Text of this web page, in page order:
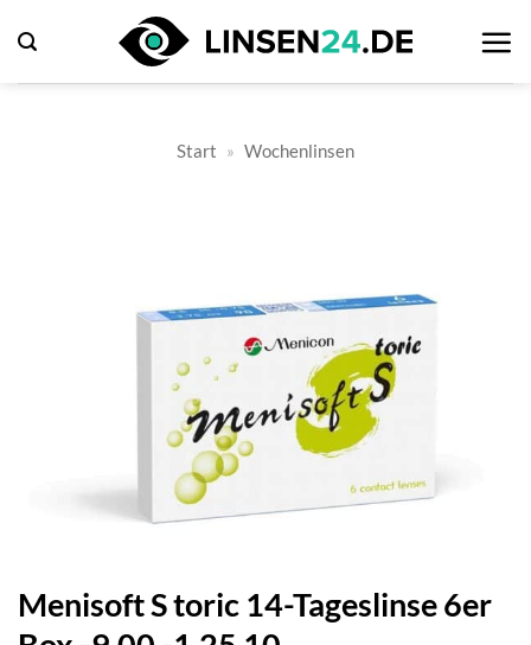
Inhalt
springen
Start » Wochenlinsen
Menisoft S toric 14-Tageslinse 6er